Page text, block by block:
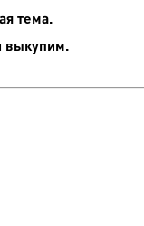
тема.
выкупим.